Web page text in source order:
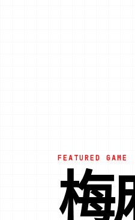
FEATURED GAME
梅